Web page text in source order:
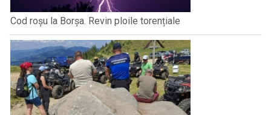
Cod roșu la Borșa. Revin ploile torențiale